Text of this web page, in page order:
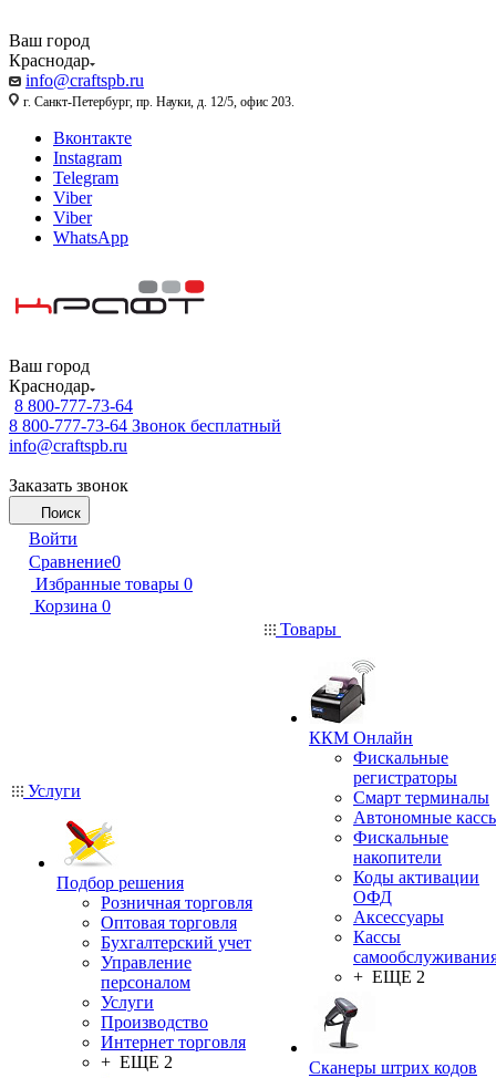
Ваш город
Краснодар
info@craftspb.ru
г. Санкт-Петербург, пр. Науки, д. 12/5, офис 203.
Вконтакте
Instagram
Telegram
Viber
Viber
WhatsApp
Ваш город
Краснодар
8 800-777-73-64
8 800-777-73-64 Звонок бесплатный
info@craftspb.ru
Заказать звонок
Поиск
Войти
Сравнение0
Избранные товары 0
Корзина 0
Услуги
Подбор решения
Розничная торговля
Оптовая торговля
Бухгалтерский учет
Управление
персоналом
Услуги
Производство
Интернет торговля
+ ЕЩЕ 2
Товары
ККМ Онлайн
Фискальные
регистраторы
Смарт терминалы
Автономные
Фискальные
накопители
Коды активации
ОФД
Аксессуары
Кассы
+ ЕЩЕ 2
Сканеры штрих кодов